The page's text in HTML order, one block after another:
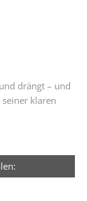
drängt – und
klaren